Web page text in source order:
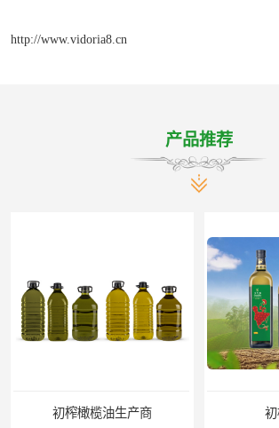
http://www.vidoria8.cn
产品推荐
初榨橄榄油 橄